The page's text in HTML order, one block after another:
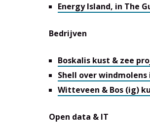
Energy Island, in The
Bedrijven
Boskalis kust & zee
Shell over windmolens
Witteveen & Bos (ig)
Open data & IT